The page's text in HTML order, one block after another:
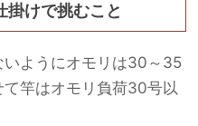
けで挑むこと
ようにオモリは30～35
竿はオモリ負荷30号以